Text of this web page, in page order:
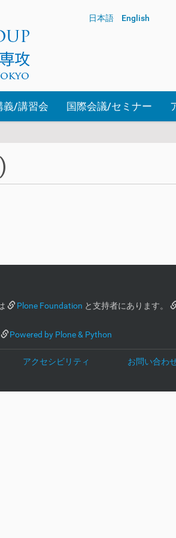
日本語 English
義/講習会 国際会議/セミナー
Plone Foundation と支持者にあります。
Powered by Plone & Python
アクセシビリティ お問い合わ